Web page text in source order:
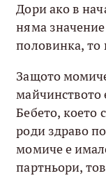
Дори ако в
няма значение
половинка, то
Защото
майчинството
Бебето, което
роди здраво
момиче е
партньори,